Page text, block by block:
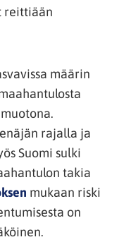
reittiään
määrin
rajalla ja
Suomi sulki
takia
(siirryt
toiseen
palveluun)
mukaan riski
on